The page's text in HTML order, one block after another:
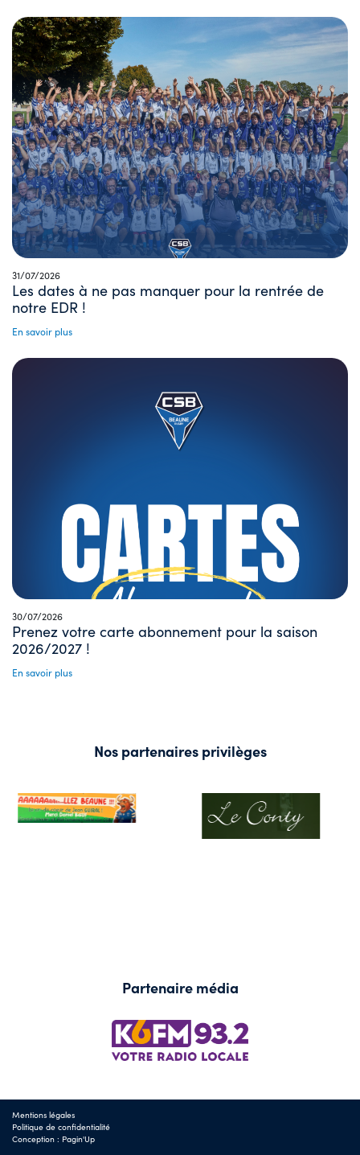
31/07/2026
Les dates à ne pas manquer pour la rentrée de
notre EDR !
En savoir plus
30/07/2026
Prenez votre carte abonnement pour la saison
2026/2027 !
En savoir plus
Nos partenaires privilèges
Partenaire média
Mentions légales
Politique de confidentialité
Conception : Pagin'Up